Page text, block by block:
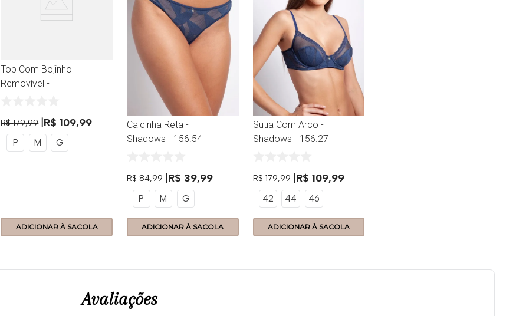
Top Com Bojinho
Removível -
R$ 179,99 R$ 109,99
P M G
ADICIONAR À SACOLA
Calcinha Reta -
Shadows - 156.54 -
R$ 84,99 R$ 39,99
P M G
ADICIONAR À SACOLA
Sutiã Com Arco -
Shadows - 156.27 -
R$ 179,99 R$ 109,99
42 44 46
ADICIONAR À SACOLA
Avaliações